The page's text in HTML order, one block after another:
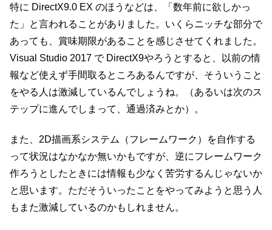
特に DirectX9.0 EX のほうなどは、「数年前に欲しかっ
た」と言われることがありました。いくらニッチな部分で
あっても、賞味期限があることを感じさせてくれました。
Visual Studio 2017 で DirectX9やろうとすると、以前の情
報など使えず手間取るところあるんですが、そういうこと
をやる人は激減しているんでしょうね。（あるいは次のス
テップに進んでしまって、通過済みとか）。
また、2D描画系システム（フレームワーク）を自作する
って状況はなかなか無いかもですが、逆にフレームワーク
作ろうとしたときには情報も少なく苦労するんじゃないか
と思います。ただそういったことをやってみようと思う人
もまた激減しているのかもしれません。